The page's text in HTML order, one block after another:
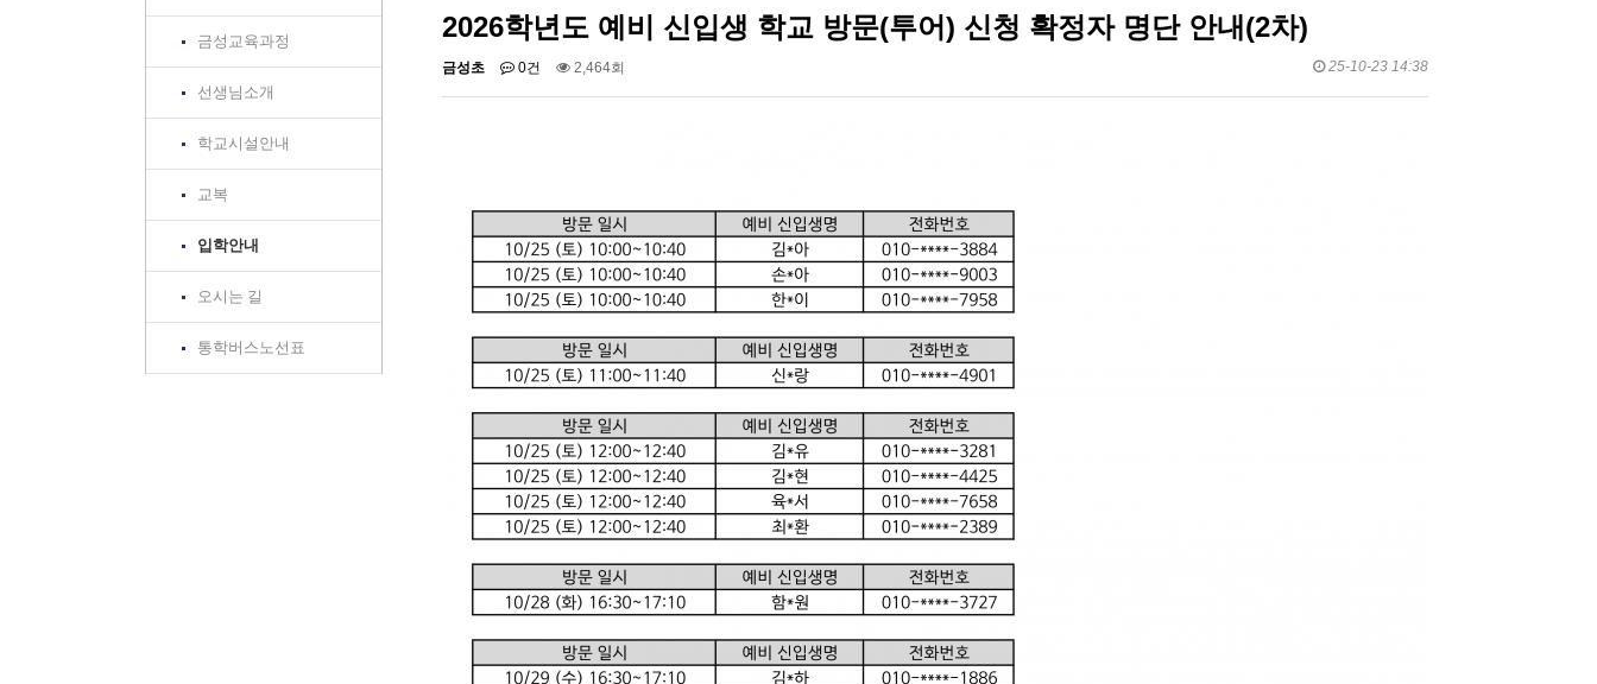
금성교육과정
선생님소개
학교시설안내
교복
입학안내
오시는 길
통학버스노선표
2026학년도 예비 신입생 학교 방문(투어) 신청 확정자 명단 안내(2차)
금성초 0건 2,464회 25-10-23 14:38